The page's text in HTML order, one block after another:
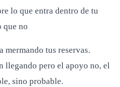
lo que entra dentro de tu
que no
mermando tus reservas.
llegando pero el apoyo no, el
sino probable.